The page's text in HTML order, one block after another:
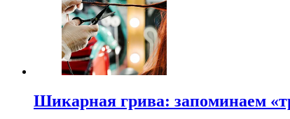
Шикарная грива: запоминаем